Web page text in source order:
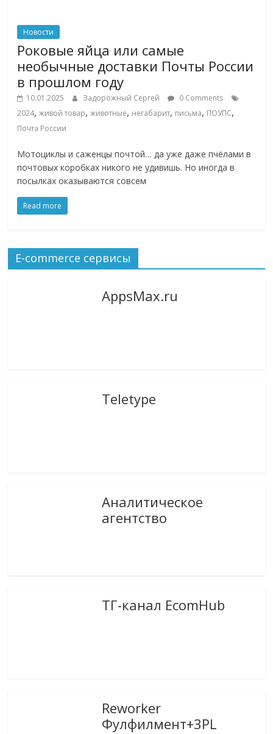
Новости
Роковые яйца или самые
необычные доставки Почты России
в прошлом году
10.01.2025 Задорожный Сергей
0 Comments
2024,живой товар,животные, негабарит, письма, ПОУПС,
Почта России
Мотоциклы и саженцы почтой… да уже даже пчёлами в
почтовых коробках никого не удивишь. Но иногда в
посылках оказываются совсем
Read more
E-commerce сервисы
AppsMax.ru
Teletype
Аналитическое
агентство
ТГ-канал EcomHub
Reworker
Фулфилмент+3PL